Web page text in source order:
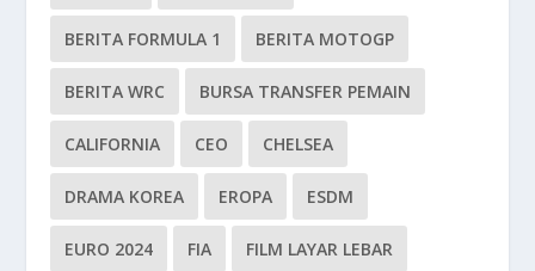
BERITA FORMULA 1 BERITA MOTOGP
BERITA WRC BURSA TRANSFER PEMAIN
CALIFORNIA CEO CHELSEA
DRAMA KOREA EROPA ESDM
EURO 2024 FIA FILM LAYAR LEBAR